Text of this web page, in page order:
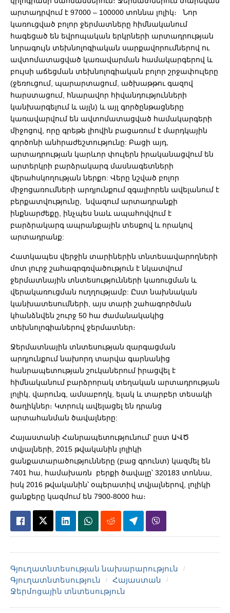
արտադրվում է 97000 – 100000 տոննա լոլիկ։ Նոր
կառուցված բոլոր ջերմատները հիմնականում
հագեցած են եվրոպական երկրների արտադրության
նորագույն տեխնոլոգիական սարքավորումներով ու
ավտոմատացված կառավարման համակարգերով և
բույսի աճեցման տեխնոլոգիական բոլոր շրջափուլերը
(ջեռուցում, պարարտացում, ածխաթթու գազով
հարստացում, հնարավոր հիվանդությունների
կանխարգելում և այլն) և այլ գործընթացները
կառավարվում են ավտոմատացված համակարգերի
միջոցով, որը գրեթե լիովին բացառում է մարդկային
գործոնի անհրաժեշտությունը: Բացի այդ,
արտադրության կարևոր փուլերն իրականացվում են
արտերկրի բարձրակարգ մասնագետների
վերահսկողության ներքո: Վերը նշված բոլոր
միջոցառումների արդյունքում զգալիորեն ավելանում է
բերքատվությունը, նվազում արտադրանքի
ինքնարժեքը, ինչպես նաև ապահովվում է
բարձրակարգ ապրանքային տեսքով և որակով
արտադրանք:
Հատկապես վերջին տարիներին տնտեսավարողների
մոտ լուրջ շահագրգռվածություն է նկատվում
ջերմատնային տնտեսությունների կառուցման և
վերակառուցման ուղղությամբ: Ըստ նախնական
կանխատեսումների, այս տարի շահագործման
կհանձնվեն շուրջ 50 հա ժամանակակից
տեխնոլոգիաներով ջերմատներ։
Ջերմատնային տնտեսության զարգացման
արդյունքում նախորդ տարվա գարնանից
հանրապետության շուկաներում իրացվել է
հիմնականում բարձրորակ տեղական արտադրության
լոլիկ, վարունգ, ամսաբողկ, ելակ և տարբեր տեսակի
ծաղիկներ։ Կտրուկ ավելացել են դրանց
արտահանման ծավալները:
Հայաստանի Հանրապետությունում՝ ըստ ԱՎԾ
տվյալների, 2015 թվականին լոլիկի
ցանքատարածությունները (բաց գրունտ) կազմել են
7401 հա, համախառն բերքի ծավալը՝ 320183 տոննա,
իսկ 2016 թվականին՝ օպերատիվ տվյալներով, լոլիկի
ցանքերը կազմում են 7900-8000 հա։
Գյուղատնտեսության նախարարություն
Գյուղատնտեսություն
Հայաստան
Ջերմոցային տնտեսություն